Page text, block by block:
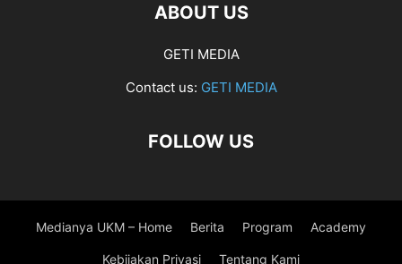
ABOUT US
GETI MEDIA
Contact us: GETI MEDIA
FOLLOW US
Medianya UKM – Home Berita Program Academy
Kebijakan Privasi Tentang Kami